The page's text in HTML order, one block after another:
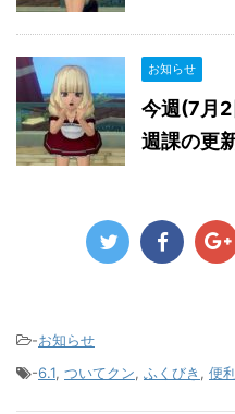
お知らせ
今週(7月
週課の更
-お知らせ
-6.1, ついてクン, ふくびき , 便